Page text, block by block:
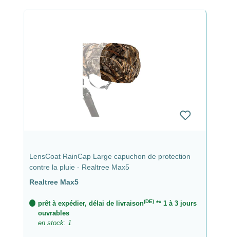
LensCoat RainCap Large capuchon de protection
contre la pluie - Realtree Max5
Realtree Max5
prêt à expédier, délai de livraison(DE)** 1 à 3 jours
ouvrables
en stock: 1